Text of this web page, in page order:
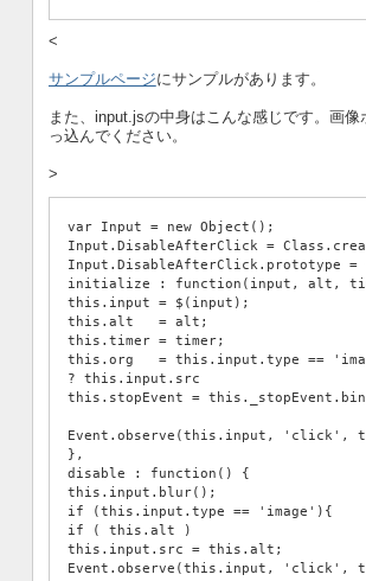
<
サンプルページにサンプルがあります。
また、input.jsの中身はこんな感じです。画
っ込んでください。
>
var Input = new Object();
Input.DisableAfterClick =
Input.DisableAfterClick.prototype =
initialize : function(input, alt,
this.input = $(input);
this.alt   = alt;
this.timer = timer;
this.org   = this.input.type ==
? this.input.src
this.stopEvent =
Event.observe(this.input, 'click',
},
disable : function() {
this.input.blur();
if (this.input.type == 'image'){
if ( this.alt )
this.input.src = this.alt;
Event.observe(this.input, 'click',